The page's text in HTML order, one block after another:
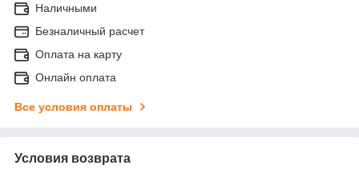
Наличными
Безналичный расчет
Оплата на карту
Онлайн оплата
Все условия оплаты
Условия возврата